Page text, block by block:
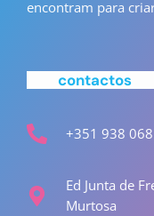
encontram para
contactos
+351 938
Ed Junta de
Murtosa